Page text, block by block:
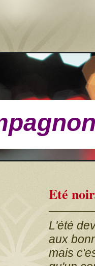
Eté
L'été
aux
mais